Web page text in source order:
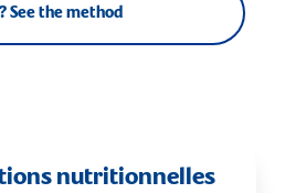
See the method
nutritionnelles